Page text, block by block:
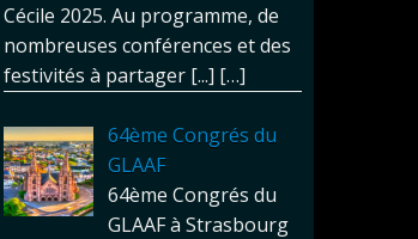
Cécile 2025. Au programme, de
nombreuses conférences et des
festivités à partager [...] […]
64ème Congrés du
GLAAF
64ème Congrés du
GLAAF à Strasbourg